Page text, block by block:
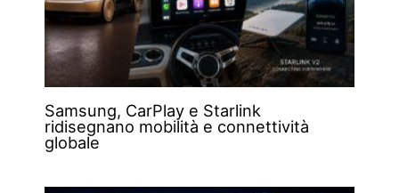
Samsung, CarPlay e Starlink
ridisegnano mobilità e connettività
globale